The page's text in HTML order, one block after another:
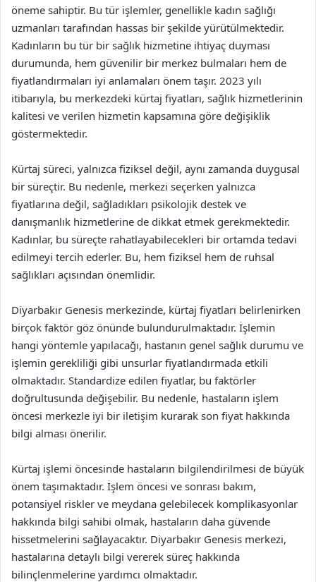
öneme sahiptir. Bu tür işlemler, genellikle kadın sağlığı
uzmanları tarafından hassas bir şekilde yürütülmektedir.
Kadınların bu tür bir sağlık hizmetine ihtiyaç duyması
durumunda, hem güvenilir bir merkez bulmaları hem de
fiyatlandırmaları iyi anlamaları önem taşır. 2023 yılı
itibarıyla, bu merkezdeki kürtaj fiyatları, sağlık hizmetlerinin
kalitesi ve verilen hizmetin kapsamına göre değişiklik
göstermektedir.
Kürtaj süreci, yalnızca fiziksel değil, aynı zamanda duygusal
bir süreçtir. Bu nedenle, merkezi seçerken yalnızca
fiyatlarına değil, sağladıkları psikolojik destek ve
danışmanlık hizmetlerine de dikkat etmek gerekmektedir.
Kadınlar, bu süreçte rahatlayabilecekleri bir ortamda tedavi
edilmeyi tercih ederler. Bu, hem fiziksel hem de ruhsal
sağlıkları açısından önemlidir.
Diyarbakır Genesis merkezinde, kürtaj fiyatları belirlenirken
birçok faktör göz önünde bulundurulmaktadır. İşlemin
hangi yöntemle yapılacağı, hastanın genel sağlık durumu ve
işlemin gerekliliği gibi unsurlar fiyatlandırmada etkili
olmaktadır. Standardize edilen fiyatlar, bu faktörler
doğrultusunda değişebilir. Bu nedenle, hastaların işlem
öncesi merkezle iyi bir iletişim kurarak son fiyat hakkında
bilgi alması önerilir.
Kürtaj işlemi öncesinde hastaların bilgilendirilmesi de büyük
önem taşımaktadır. İşlem öncesi ve sonrası bakım,
potansiyel riskler ve meydana gelebilecek komplikasyonlar
hakkında bilgi sahibi olmak, hastaların daha güvende
hissetmelerini sağlayacaktır. Diyarbakır Genesis merkezi,
hastalarına detaylı bilgi vererek süreç hakkında
bilinçlenmelerine yardımcı olmaktadır.